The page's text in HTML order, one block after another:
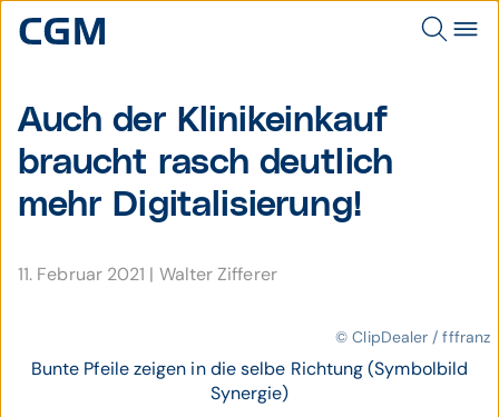
Auch der Klinik­einkauf
braucht rasch deutlich
mehr Digitali­sierung!
11. Februar 2021 | Walter Zifferer
© ClipDealer / fffranz
Bunte Pfeile zeigen in die selbe Richtung (Symbolbild
Synergie)